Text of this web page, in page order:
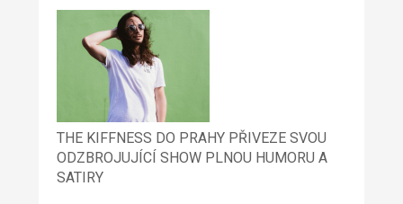
THE KIFFNESS DO PRAHY PŘIVEZE SVOU
ODZBROJUJÍCÍ SHOW PLNOU HUMORU A
SATIRY